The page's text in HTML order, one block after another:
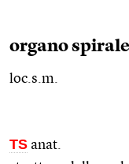
organo
loc.s.m.
TS anat.